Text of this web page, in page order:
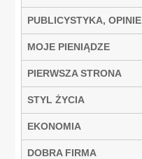
PUBLICYSTYKA, OPINIE
MOJE PIENIĄDZE
PIERWSZA STRONA
STYL ŻYCIA
EKONOMIA
DOBRA FIRMA